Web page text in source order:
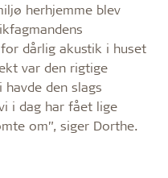
herhjemme blev
dårlig akustik i huset
var den rigtige
den slags
i dag har fået lige
om”, siger Dorthe.